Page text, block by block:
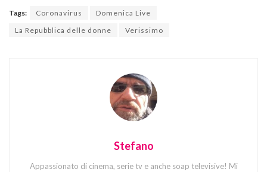
Tags: Coronavirus
Domenica Live
La Repubblica delle donne
Verissimo
Stefano
Appassionato di cinema, serie tv e anche soap televisive! Mi